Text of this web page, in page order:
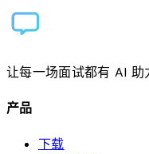
让每一场面试都有 AI 助
产品
下载